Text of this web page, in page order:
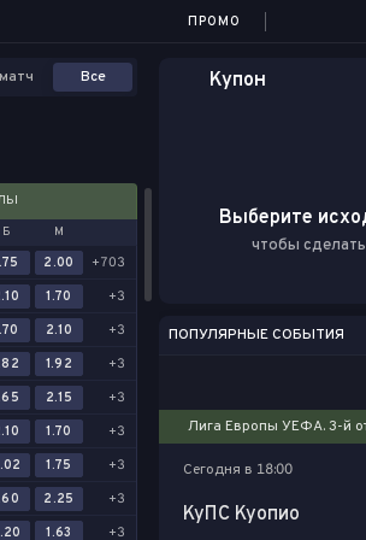
ПРОМО
Все
Б М
2.00
+703
1.70
+3
2.10
+3
1.92
+3
2.15
+3
1.70
+3
1.75
+3
2.25
+3
1.63
+3
Купон
Выберите
чтобы сделать
ПОПУЛЯРНЫЕ СОБЫТИЯ
Сегодня в 18:00
КуПС Куопио